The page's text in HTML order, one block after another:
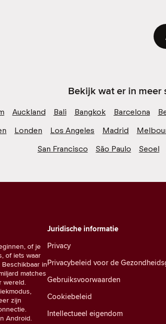
Bekijk wat er in
Auckland Bali Bangkok Barcelona
Londen Los Angeles Madrid
San Francisco
São Paulo Seoel
of je
of iets waar
in
matches
wereld.
zijn
Android.
Juridische informatie
Privacy
Privacybeleid voor de
Gebruiksvoorwaarden
Cookiebeleid
Intellectueel eigendom